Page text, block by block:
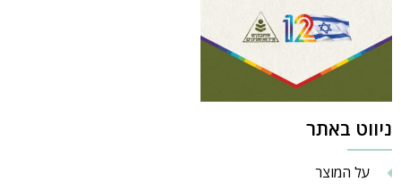
ניווט באתר
על המוצר